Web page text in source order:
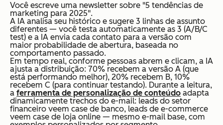
Você escreve uma newsletter sobre "5 tendências de
marketing para 2025".
A IA analisa seu histórico e sugere 3 linhas de assunto
diferentes — você testa automaticamente as 3 (A/B/C
test) e a IA envia cada contato para a versão com
maior probabilidade de abertura, baseada no
comportamento passado.
Em tempo real, conforme pessoas abrem e clicam, a IA
ajusta a distribuição: 70% recebem a versão A (que
está performando melhor), 20% recebem B, 10%
recebem C (para continuar testando). Durante a leitura,
a ferramenta de personalização de conteúdo adapta
dinamicamente trechos do e-mail: leads do setor
financeiro veem case de banco, leads de e-commerce
veem case de loja online — mesmo e-mail base, com